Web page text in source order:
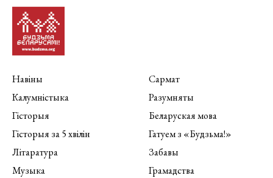
Навіны
Калумністыка
Гісторыя
Гісторыя за 5 хвілін
Літаратура
Музыка
Сармат
Разумняты
Беларуская мова
Гатуем з «Будзьма!»
Забавы
Грамадства